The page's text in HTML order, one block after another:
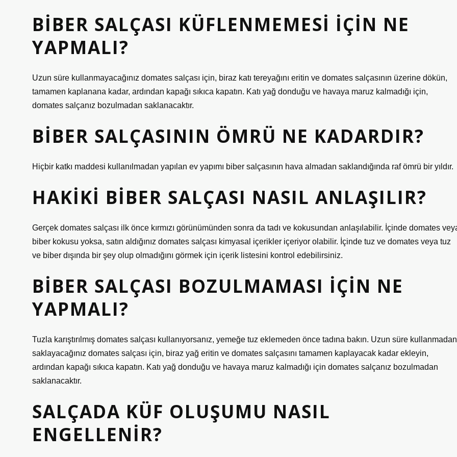
BIBER SALÇASI KÜFLENMEMESI IÇIN NE
YAPMALI?
Uzun süre kullanmayacağınız domates salçası için, biraz katı tereyağını eritin ve domates salçasının üzerine dökün,
tamamen kaplanana kadar, ardından kapağı sıkıca kapatın. Katı yağ donduğu ve havaya maruz kalmadığı için,
domates salçanız bozulmadan saklanacaktır.
BIBER SALÇASININ ÖMRÜ NE KADARDIR?
Hiçbir katkı maddesi kullanılmadan yapılan ev yapımı biber salçasının hava almadan saklandığında raf ömrü bir yıldır.
HAKIKI BIBER SALÇASI NASIL ANLAŞILIR?
Gerçek domates salçası ilk önce kırmızı görünümünden sonra da tadı ve kokusundan anlaşılabilir. İçinde domates
biber kokusu yoksa, satın aldığınız domates salçası kimyasal içerikler içeriyor olabilir. İçinde tuz ve domates veya tuz
ve biber dışında bir şey olup olmadığını görmek için içerik listesini kontrol edebilirsiniz.
BIBER SALÇASI BOZULMAMASI IÇIN NE
YAPMALI?
Tuzla karıştırılmış domates salçası kullanıyorsanız, yemeğe tuz eklemeden önce tadına bakın. Uzun süre kullanmadan
saklayacağınız domates salçası için, biraz yağ eritin ve domates salçasını tamamen kaplayacak kadar ekleyin,
ardından kapağı sıkıca kapatın. Katı yağ donduğu ve havaya maruz kalmadığı için domates salçanız bozulmadan
saklanacaktır.
SALÇADA KÜF OLUŞUMU NASIL
ENGELLENIR?